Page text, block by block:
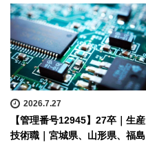
2026.7.27
【管理番号12945】27卒｜生産
技術職｜宮城県、山形県、福島